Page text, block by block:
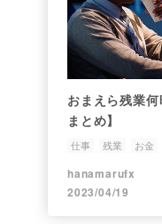
おまえら残業
まとめ】
仕事 残業 お金
hanamarufx
2023/04/19